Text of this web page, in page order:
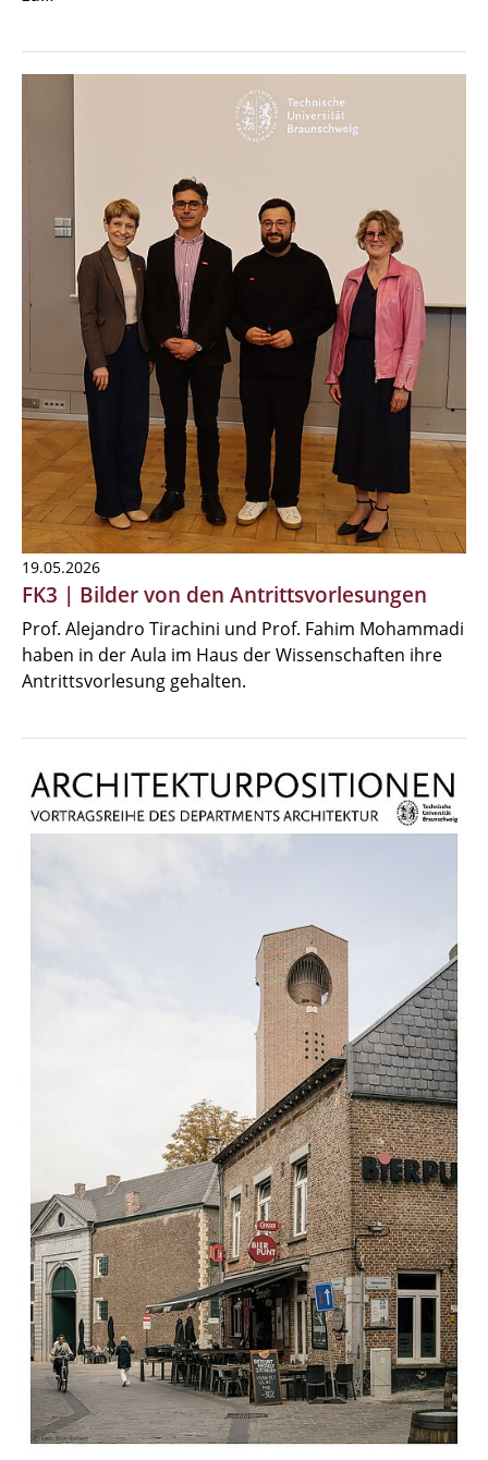
19.05.2026
FK3 | Bilder von den Antrittsvorlesungen
Prof. Alejandro Tirachini und Prof. Fahim Mohammadi
haben in der Aula im Haus der Wissenschaften ihre
Antrittsvorlesung gehalten.